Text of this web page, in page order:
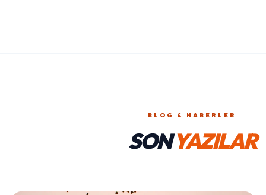
BLOG & HABERLER
SONYAZILAR